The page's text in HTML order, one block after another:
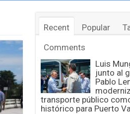
Recent Popular
Comments
Luis
junto al
Pablo
transporte público
histórico para Puerto